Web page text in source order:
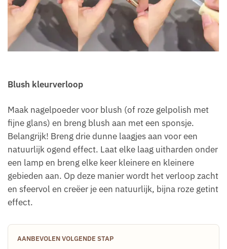
Blush kleurverloop
Maak nagelpoeder voor blush (of roze gelpolish met
fijne glans) en breng blush aan met een sponsje.
Belangrijk! Breng drie dunne laagjes aan voor een
natuurlijk ogend effect. Laat elke laag uitharden onder
een lamp en breng elke keer kleinere en kleinere
gebieden aan. Op deze manier wordt het verloop zacht
en sfeervol en creëer je een natuurlijk, bijna roze getint
effect.
AANBEVOLEN VOLGENDE STAP